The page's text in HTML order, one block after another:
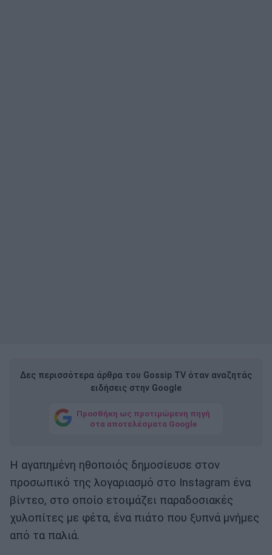
Δες περισσότερα άρθρα του Gossip TV όταν αναζητάς
ειδήσεις στην Google
Προσθήκη ως προτιμώμενη πηγή
στα αποτελέσματα Google
Η αγαπημένη ηθοποιός δημοσίευσε στον
προσωπικό της λογαριασμό στο Instagram ένα
βίντεο, στο οποίο ετοιμάζει παραδοσιακές
χυλοπίτες με φέτα, ένα πιάτο που ξυπνά μνήμες
από τα παλιά.